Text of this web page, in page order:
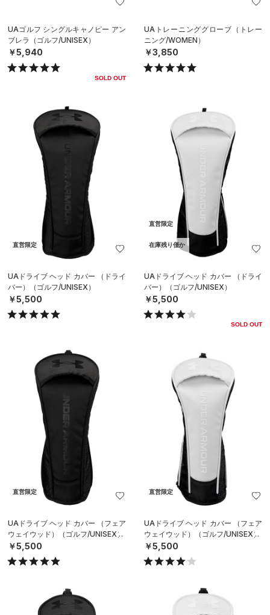
UAゴルフ シングルキャノピー アン
ブレラ（ゴルフ/UNISEX）
￥5,940
SOLD OUT
UAトレーニンググローブ（トレー
ニング/WOMEN）
￥3,850
直営限定
UAドライブ ヘッド カバー （ドライ
バー）（ゴルフ/UNISEX）
￥5,500
直営限定
在庫残り僅か
UAドライブ ヘッド カバー （ドライ
バー）（ゴルフ/UNISEX）
￥5,500
SOLD OUT
直営限定
UAドライブ ヘッド カバー （フェア
ウェイウッド）（ゴルフ/UNISEX）
￥5,500
直営限定
UAドライブ ヘッド カバー （フェア
ウェイウッド）（ゴルフ/UNISEX）
￥5,500